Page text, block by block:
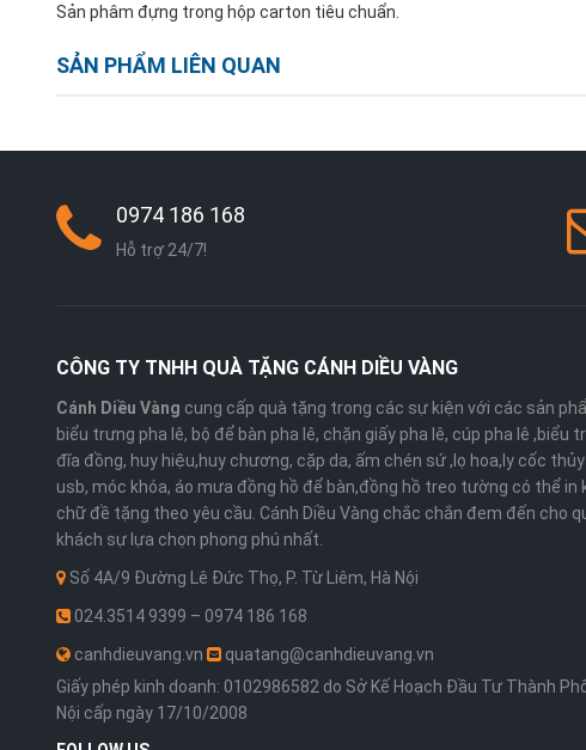
Sản phâm đựng trong hộp carton tiêu chuẩn.
SẢN PHẨM LIÊN QUAN
0974 186 168
Hỗ trợ 24/7!
CÔNG TY TNHH QUÀ TẶNG CÁNH DIỀU VÀNG
Cánh Diều Vàng cung cấp quà tặng trong các sự kiện với các sản
biểu trưng pha lê, bộ để bàn pha lê, chặn giấy pha lê, cúp pha lê ,biểu
đĩa đồng, huy hiệu,huy chương, cặp da, ấm chén sứ ,lọ hoa,ly cốc
usb, móc khóa, áo mưa đồng hồ để bàn,đồng hồ treo tường có thể in
chữ đề tặng theo yêu cầu. Cánh Diều Vàng chắc chắn đem đến cho
khách sự lựa chọn phong phú nhất.
Số 4A/9 Đường Lê Đức Thọ, P. Từ Liêm, Hà Nội
024.3514 9399 – 0974 186 168
canhdieuvang.vn
quatang@canhdieuvang.vn
Giấy phép kinh doanh: 0102986582 do Sở Kế Hoạch Đầu Tư Thành
Nội cấp ngày 17/10/2008